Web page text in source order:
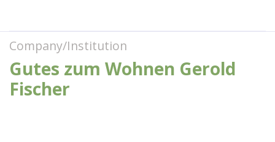
Company/Institution
Gutes zum Wohnen Gerold
Fischer